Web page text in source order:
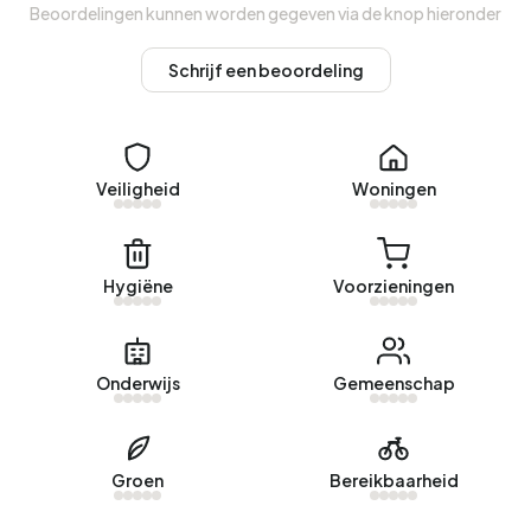
Koopwoningen
Momenteel zijn er geen woningen te koop in
Huurwoningen
Bedrijventerrein Haansberg. Afgelopen jaar zijn er geen
woningen verhuurd in Bedrijventerrein Haansberg.
Geen recente verhuurdata beschikbaar voor
Bedrijventerrein Haansberg.
In Bedrijventerrein Haansberg zijn er 129 adressen met een
geregistreerd energielabel. De meest voorkomende
Beoordelingen kunnen worden gegeven via de knop hieronder
Schrijf een beoordeling
Veiligheid Woningen
Hygiëne Voorzieningen
Onderwijs Gemeenschap
Groen Bereikbaarheid